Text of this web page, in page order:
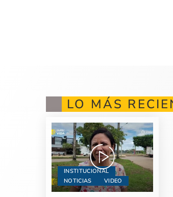
LO MÁS
INSTITUCIONAL
NOTICIAS
VIDEO